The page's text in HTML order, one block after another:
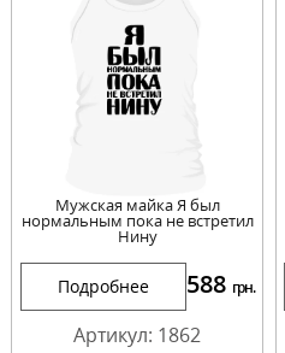
Мужская майка Я был
нормальным пока не встретил
Нину
Подробнее 588 грн.
Артикул: 1862